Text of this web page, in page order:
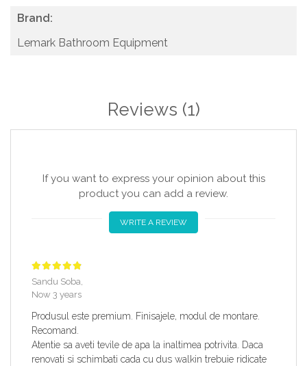
Brand:
Lemark Bathroom Equipment
Reviews (1)
If you want to express your opinion about this
product you can add a review.
WRITE A REVIEW
Sandu Soba,
Now 3 years
Produsul este premium. Finisajele, modul de montare.
Recomand.
Atentie sa aveti tevile de apa la inaltimea potrivita. Daca
renovati si schimbati cada cu dus walkin trebuie ridicate